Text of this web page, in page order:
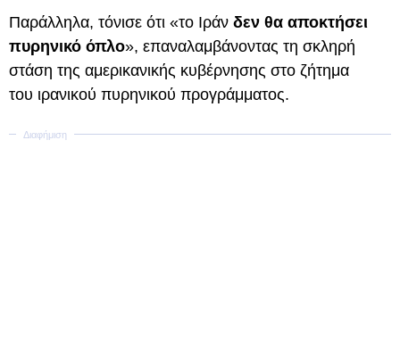
Παράλληλα, τόνισε ότι «το Ιράν δεν θα αποκτήσει
πυρηνικό όπλο», επαναλαμβάνοντας τη σκληρή
στάση της αμερικανικής κυβέρνησης στο ζήτημα
του ιρανικού πυρηνικού προγράμματος.